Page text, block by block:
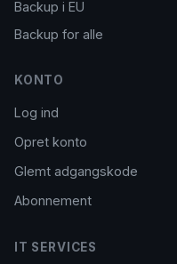
Backup i EU
Backup for alle
KONTO
Log ind
Opret konto
Glemt adgangskode
Abonnement
IT SERVICES